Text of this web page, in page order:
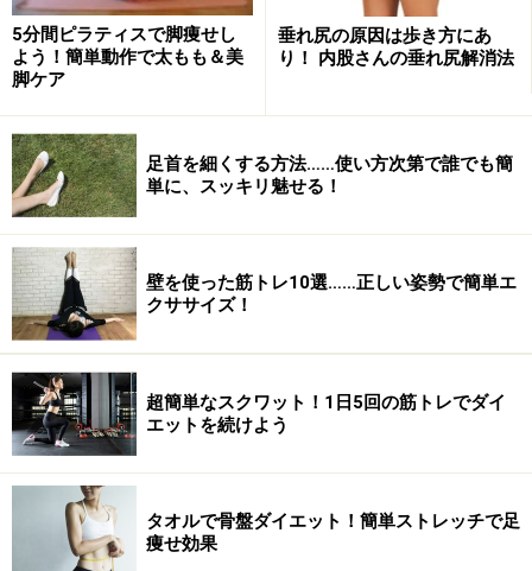
筋肉を使っているから？
なにげない習慣があなたの脚のラインを作ります。チェ
ックしたクセを行っていることで起こることを挙げます
ね。クセを続けているとこうなってしまうかも……
・カフェや電車で座るとつい膝が開いてしまう。
→内ももに筋肉が少ない可能性がある。
・靴のソール部分は外側が擦れて斜めにすり減ってい
る。
→体重が脚の外側にかかっている。
・靴が足に合わずに痛くても我慢して履いて歩く。
→歩き方のバランスが崩れ、前ももやふくらはぎの外側
の筋肉を主に使うようになりその部分が張りやすい。
5分間ピラティスで脚痩せし
よう！簡単動作で太もも＆美
脚ケア
垂れ尻の原因は歩き方にあ
り！ 内股さんの垂れ尻解消法
足首を細くする方法……使い方次第で誰でも簡
単に、スッキリ魅せる！
壁を使った筋トレ10選……正しい姿勢で簡単エ
クササイズ！
超簡単なスクワット！1日5回の筋トレでダイ
エットを続けよう
タオルで骨盤ダイエット！簡単ストレッチで足
痩せ効果